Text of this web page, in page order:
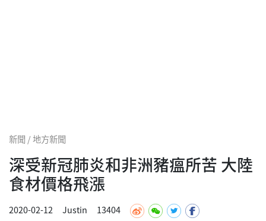
新聞 / 地方新聞
深受新冠肺炎和非洲豬瘟所苦 大陸
食材價格飛漲
2020-02-12 Justin 13404